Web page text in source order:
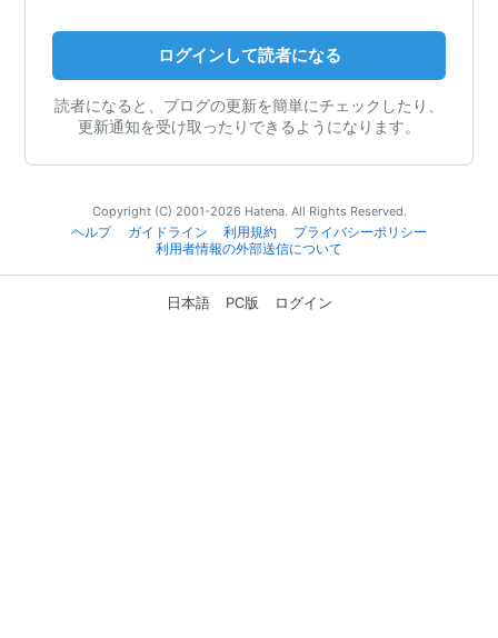
ログインして読者になる
読者になると、ブログの更新を簡単にチェックしたり、
更新通知を受け取ったりできるようになります。
Copyright (C) 2001-2026 Hatena. All Rights Reserved.
ヘルプ
ガイドライン 利用規約
プライバシーポリシー
利用者情報の外部送信について
日本語 PC版 ログイン